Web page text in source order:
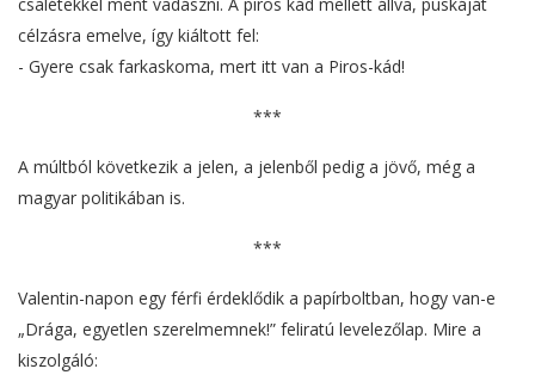
csalétekkel ment vadászni. A piros kád mellett állva, puskáját
célzásra emelve, így kiáltott fel:
- Gyere csak farkaskoma, mert itt van a Piros-kád!
***
A múltból következik a jelen, a jelenből pedig a jövő, még a
magyar politikában is.
***
Valentin-napon egy férfi érdeklődik a papírboltban, hogy van-e
„Drága, egyetlen szerelmemnek!” feliratú levelezőlap. Mire a
kiszolgáló: